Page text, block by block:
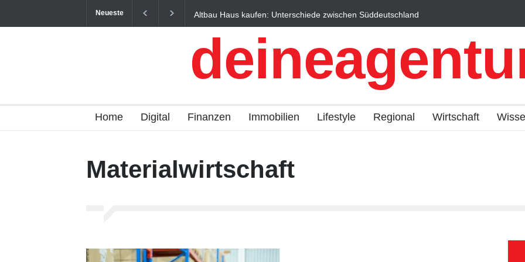
Neueste
Altbau Haus kaufen: Unterschiede zwischen Süddeutschland
und Österreich einfach erklärt
Wintersportorte als
Qualitätstourismus
Home Digital Finanzen Immobilien Lifestyle Regional Wirtschaft
Materialwirtschaft